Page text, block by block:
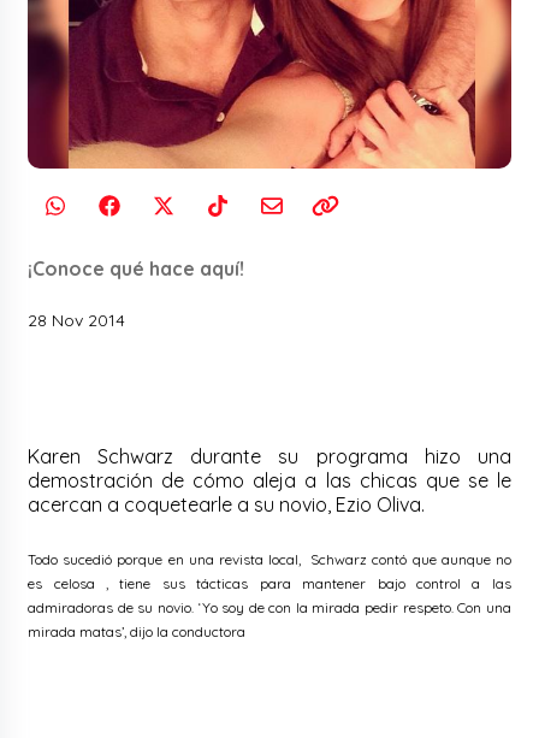
¡Conoce qué hace aquí!
28 Nov 2014
Karen Schwarz durante su programa hizo una
demostración de cómo aleja a las chicas que se le
acercan a coquetearle a su novio, Ezio Oliva.
Todo sucedió porque en una revista local, Schwarz contó que aunque no
es celosa , tiene sus tácticas para mantener bajo control a las
admiradoras de su novio. ‘Yo soy de con la mirada pedir respeto. Con una
mirada matas’, dijo la conductora